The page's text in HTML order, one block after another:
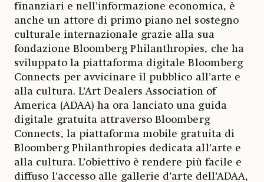
finanziari e nell’informazione economica, è
anche un attore di primo piano nel sostegno
culturale internazionale grazie alla sua
fondazione Bloomberg Philanthropies, che ha
sviluppato la piattaforma digitale Bloomberg
Connects per avvicinare il pubblico all’arte e
alla cultura. L’Art Dealers Association of
America (ADAA) ha ora lanciato una guida
digitale gratuita attraverso Bloomberg
Connects, la piattaforma mobile gratuita di
Bloomberg Philanthropies dedicata all’arte e
alla cultura. L’obiettivo è rendere più facile e
diffuso l’accesso alle gallerie d’arte dell’ADAA,